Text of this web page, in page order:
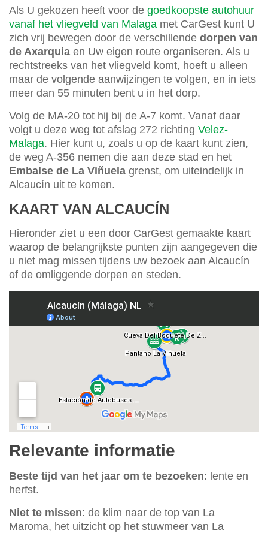
Als U gekozen heeft voor de goedkoopste autohuur
vanaf het vliegveld van Malaga met CarGest kunt U
zich vrij bewegen door de verschillende dorpen van
de Axarquia en Uw eigen route organiseren. Als u
rechtstreeks van het vliegveld komt, hoeft u alleen
maar de volgende aanwijzingen te volgen, en in iets
meer dan 55 minuten bent u in het dorp.
Volg de MA-20 tot hij bij de A-7 komt. Vanaf daar
volgt u deze weg tot afslag 272 richting Velez-
Malaga. Hier kunt u, zoals u op de kaart kunt zien,
de weg A-356 nemen die aan deze stad en het
Embalse de La Viñuela grenst, om uiteindelijk in
Alcaucín uit te komen.
KAART VAN ALCAUCÍN
Hieronder ziet u een door CarGest gemaakte kaart
waarop de belangrijkste punten zijn aangegeven die
u niet mag missen tijdens uw bezoek aan Alcaucín
of de omliggende dorpen en steden.
Relevante informatie
Beste tijd van het jaar om te bezoeken: lente en
herfst.
Niet te missen: de klim naar de top van La
Maroma, het uitzicht op het stuwmeer van La